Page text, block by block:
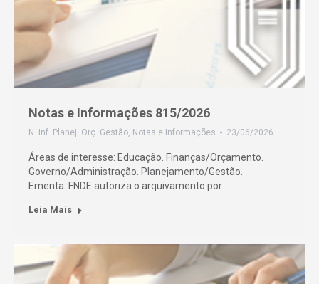
Notas e Informações 815/2026
N. Inf. Planej. Orç. Gestão, Notas e Informações 23/06/2026
Áreas de interesse: Educação. Finanças/Orçamento.
Governo/Administração. Planejamento/Gestão.
Ementa: FNDE autoriza o arquivamento por…
Leia Mais